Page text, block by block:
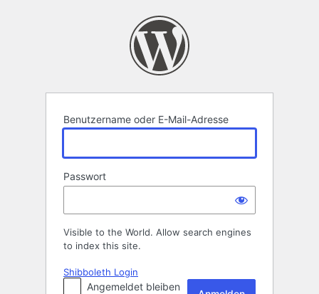
Benutzername oder E-Mail-Adresse
Passwort
Visible to the World. Allow search engines
to index this site.
Shibboleth Login
Angemeldet bleiben